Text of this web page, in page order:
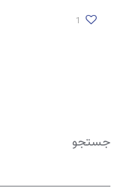
1
جستجو